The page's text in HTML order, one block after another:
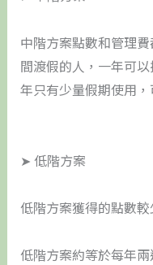
中階方案點數和管理
間渡假的人，一年可
年只有少量假期使用
➤ 低階方案
低階方案獲得的點數
低階方案約等於每年